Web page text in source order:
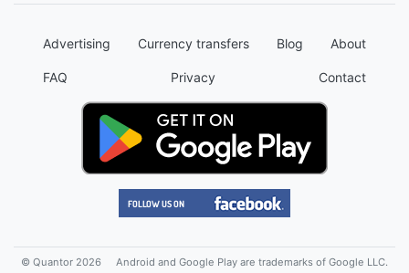
Advertising Currency transfers Blog About
FAQ Privacy Contact
© Quantor 2026 Android and Google Play are trademarks of Google LLC.